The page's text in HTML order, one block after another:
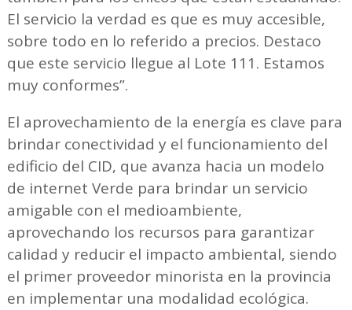
El servicio la verdad es que es muy accesible,
sobre todo en lo referido a precios. Destaco
que este servicio llegue al Lote 111. Estamos
muy conformes”.
El aprovechamiento de la energía es clave para
brindar conectividad y el funcionamiento del
edificio del CID, que avanza hacia un modelo
de internet Verde para brindar un servicio
amigable con el medioambiente,
aprovechando los recursos para garantizar
calidad y reducir el impacto ambiental, siendo
el primer proveedor minorista en la provincia
en implementar una modalidad ecológica.